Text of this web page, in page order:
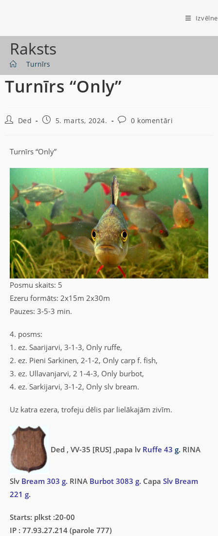
Izvēlne
Raksts
Turnīrs
Turnīrs “Only”
Ded 5. marts, 2024. 0 komentāri
Turnīrs “Only”
Posmu skaits: 5
Ezeru formāts: 2x15m 2x30m
Pauzes: 3-5-3 min.
4. posms:
1. ez. Saarijarvi, 3-1-3, Only ruffe,
2. ez. Pieni Sarkinen, 2-1-2, Only carp f. fish,
3. ez. Ullavanjarvi, 2 1-4-3, Only burbot,
4. ez. Sarkijarvi, 3-1-2, Only slv bream.
Uz katra ezera, trofeju dēlis par lielākajām zivīm.
Ded , VV-35 [RUS] ,papa lv Ruffe 43 g. RINA
Slv Bream 303 g. RINA Burbot 3083 g. Capa Slv Bream
221 g.
Starts: plkst :20-00
IP : 77.93.27.214 (parole 777)